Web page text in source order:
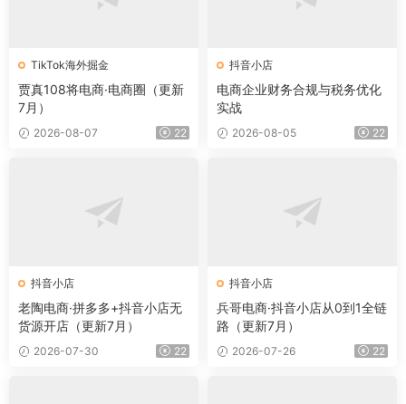
TikTok海外掘金
贾真108将电商·电商圈（更新
7月）
2026-08-07 22
抖音小店
电商企业财务合规与税务优化
实战
2026-08-05 22
抖音小店
老陶电商·拼多多+抖音小店无
货源开店（更新7月）
2026-07-30 22
抖音小店
兵哥电商·抖音小店从0到1全链
路（更新7月）
2026-07-26 22